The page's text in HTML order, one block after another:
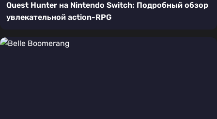
Quest Hunter на Nintendo Switch: Подробный обзор
увлекательной action-RPG